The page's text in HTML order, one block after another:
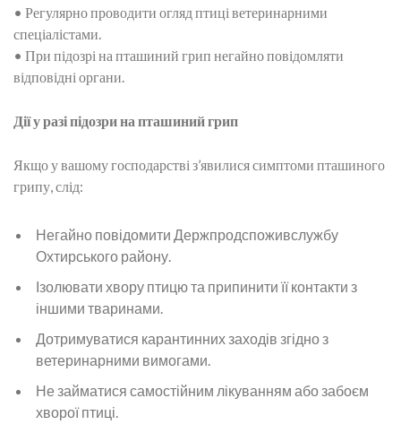
• Регулярно проводити огляд птиці ветеринарними
спеціалістами.
• При підозрі на пташиний грип негайно повідомляти
відповідні органи.
Дії у разі підозри на пташиний грип
Якщо у вашому господарстві з’явилися симптоми пташиного
грипу, слід:
Негайно повідомити Держпродспоживслужбу
Охтирського району.
Ізолювати хвору птицю та припинити її контакти з
іншими тваринами.
Дотримуватися карантинних заходів згідно з
ветеринарними вимогами.
Не займатися самостійним лікуванням або забоєм
хворої птиці.